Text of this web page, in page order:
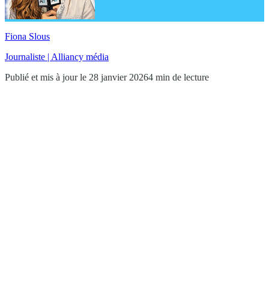
Fiona Slous
Journaliste | Alliancy média
Publié et mis à jour le 28 janvier 20264 min de lecture